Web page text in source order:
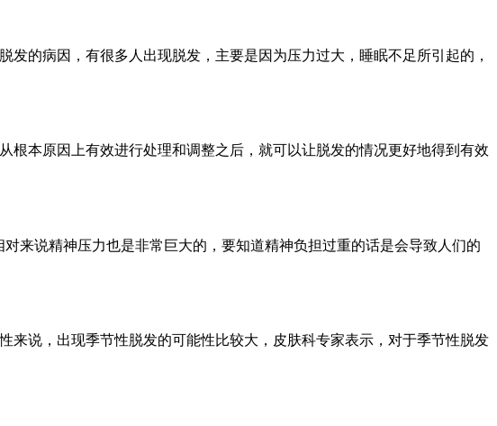
的病因，有很多人出现脱发，主要是因为压力过大，睡眠不足所引起的，
根本原因上有效进行处理和调整之后，就可以让脱发的情况更好地得到有效
来说精神压力也是非常巨大的，要知道精神负担过重的话是会导致人们的
来说，出现季节性脱发的可能性比较大，皮肤科专家表示，对于季节性脱发